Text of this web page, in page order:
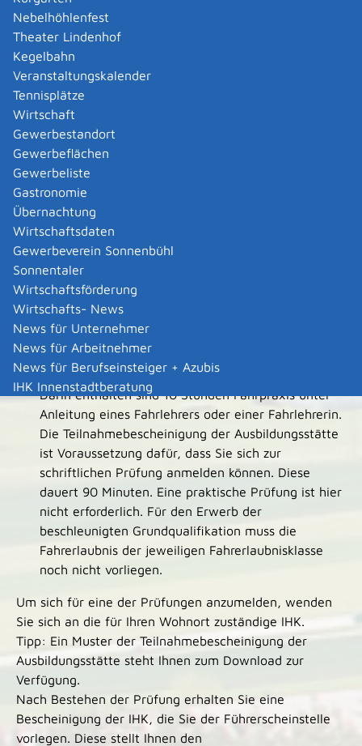
Nebelhöhlenfest
Theater Lindenhof
Kegelbahn
Veranstaltungskalender
Tennisplätze
Wirtschaft
Gewerbestandort
Gewerbeflächen
Gewerbeliste
Gastronomie
Übernachtung
Wirtschaftsdaten
Gewerbeverein Sonnenbühl
Sonnentaler
Wirtschaftsförderung
Wirtschafts- News
News für Unternehmer
News für Arbeitnehmer
News für Berufseinsteiger + Azubis
IHK Innenstadtberatung
Verfahrensablauf
Um die Grundqualifikation zu erhalten, haben Sie
folgende Möglichkeiten:
Sie absolvieren die (dreijährige) Berufsausbildung
zum "Berufskraftfahrer" beziehungsweise zur
"Berufskraftfahrerin" oder zur "Fachkraft im
Fahrbetrieb".
Sie legen eine Prüfung zur Grundqualifikation ohne
Vorbereitungskurs ab.
theoretischen Prüfung von 240 Minuten sowie einer
praktischen Prüfung von 210 M
Erwerb der Grundqualifikation muss die
Fahrerlaubnis der jeweiligen Fahre
noch nicht vorliegen.
Sie können einen Vorbereitungskurs besuchen und
anschließend die Prüfung zur beschleunigten
Grundqualifikation ablegen.
bei einer anerkannten Ausbildung
eine Dauer von 140 Stunden zu je 60 Minuten.
Darin enthalten sind 10 Stunden Fahrpraxis unter
Anleitung eines Fahrlehrers oder einer Fahrlehrerin.
Die Teilnahmebescheinigung der Ausbildungsstätte
ist Voraussetzung dafür, dass Sie sich zur
schriftlichen Prüfung anmelden können. Diese
dauert 90 Minuten. Eine praktische Prüfung ist hier
nicht erforderlich. Für den Erwerb der
beschleunigten Grundqualifikation muss die
Fahrerlaubnis der jeweiligen Fahrerlaubnisklasse
noch nicht vorliegen.
Um sich für eine der Prüfungen anzumelden, wenden
Sie sich an die für Ihren Wohnort zuständige IHK.
Tipp: Ein Muster der Teilnahmebescheinigung der
Ausbildungsstätte steht Ihnen zum Download zur
Verfügung.
Nach Bestehen der Prüfung erhalten Sie eine
Bescheinigung der IHK, die Sie der Führerscheinstelle
vorlegen. Diese stellt Ihnen den